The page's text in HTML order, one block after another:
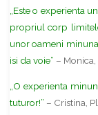
„Este o experienta
propriul corp
unor oameni
isi da voie” –
„O experienta
tuturor!” – Cristina,